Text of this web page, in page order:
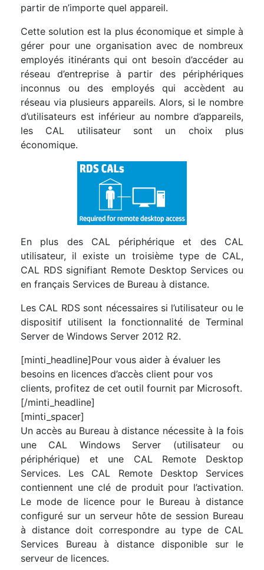
partir de n’importe quel appareil.
Cette solution est la plus économique et simple à
gérer pour une organisation avec de nombreux
employés itinérants qui ont besoin d’accéder au
réseau d’entreprise à partir des périphériques
inconnus ou des employés qui accèdent au
réseau via plusieurs appareils. Alors, si le nombre
d’utilisateurs est inférieur au nombre d’appareils,
les CAL utilisateur sont un choix plus
économique.
En plus des CAL périphérique et des CAL
utilisateur, il existe un troisième type de CAL,
CAL RDS signifiant Remote Desktop Services ou
en français Services de Bureau à distance.
Les CAL RDS sont nécessaires si l’utilisateur ou le
dispositif utilisent la fonctionnalité de Terminal
Server de Windows Server 2012 R2.
[minti_headline]Pour vous aider à évaluer les
besoins en licences d’accès client pour vos
clients, profitez de cet outil fournit par Microsoft.
[/minti_headline]
[minti_spacer]
Un accès au Bureau à distance nécessite à la fois
une CAL Windows Server (utilisateur ou
périphérique) et une CAL Remote Desktop
Services. Les CAL Remote Desktop Services
contiennent une clé de produit pour l’activation.
Le mode de licence pour le Bureau à distance
configuré sur un serveur hôte de session Bureau
à distance doit correspondre au type de CAL
Services Bureau à distance disponible sur le
serveur de licences.